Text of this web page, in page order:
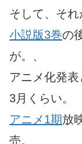
そして、それ
小説版3巻の
が。、
アニメ化発表
3月くらい。
アニメ1期放
売。